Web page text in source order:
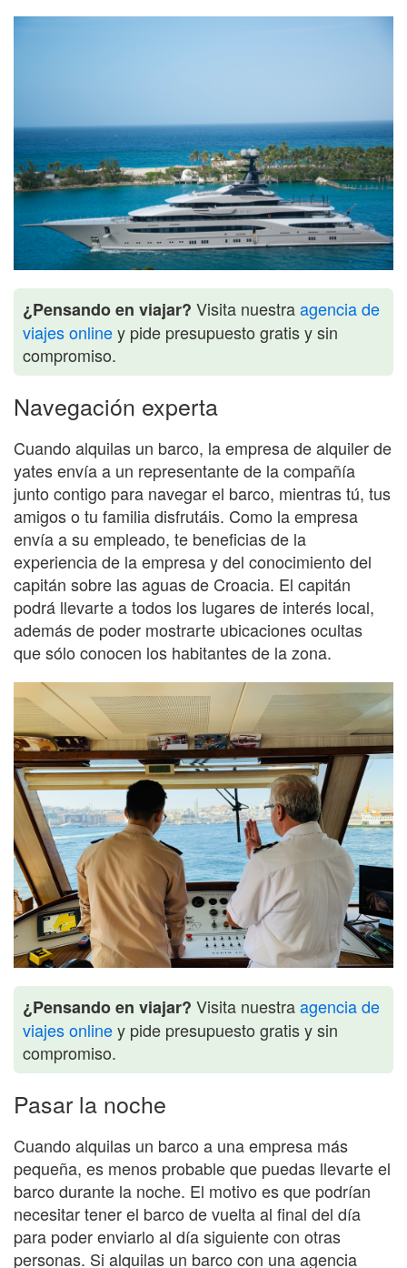
¿Pensando en viajar? Visita nuestraagencia de
viajes onliney pide presupuesto gratis y sin
compromiso.
Navegación experta
Cuando alquilas un barco, la empresa de alquiler de
yates envía a un representante de la compañía
junto contigo para navegar el barco, mientras tú, tus
amigos o tu familia disfrutáis. Como la empresa
envía a su empleado, te beneficias de la
experiencia de la empresa y del conocimiento del
capitán sobre las aguas de Croacia. El capitán
podrá llevarte a todos los lugares de interés local,
además de poder mostrarte ubicaciones ocultas
que sólo conocen los habitantes de la zona.
¿Pensando en viajar? Visita nuestraagencia de
viajes onliney pide presupuesto gratis y sin
compromiso.
Pasar la noche
Cuando alquilas un barco a una empresa más
pequeña, es menos probable que puedas llevarte el
barco durante la noche. El motivo es que podrían
necesitar tener el barco de vuelta al final del día
para poder enviarlo al día siguiente con otras
personas. Si alquilas un barco con una agencia